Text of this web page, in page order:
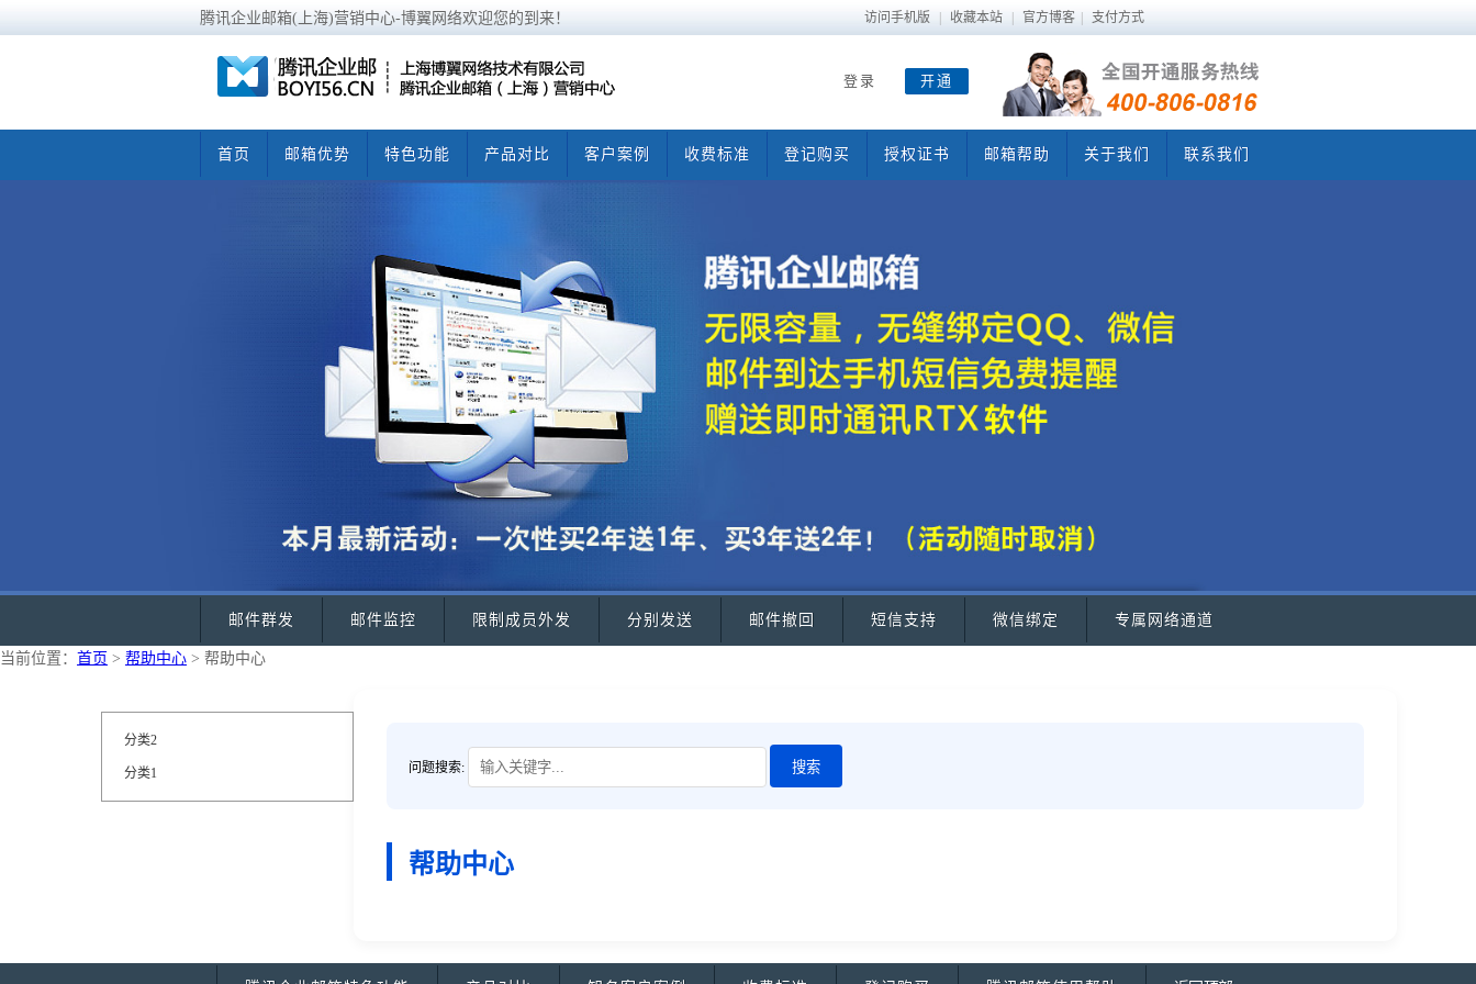
腾讯企业邮箱(上海)营销中心-博翼网络欢迎您的到来！ 访问手机版 收藏本站 官方博客 支付方式
开通
登录
首页 邮箱优势 特色功能 产品对比 客户案例 收费标准 登记购买 授权证书 邮箱帮助 关于我们 联系我们
邮件群发 邮件监控 限制成员外发 分别发送 邮件撤回 短信支持 微信绑定 专属网络通道
当前位置： 首页 > 帮助中心 > 帮助中心
分类2
分类1 问题搜索:
帮助中心